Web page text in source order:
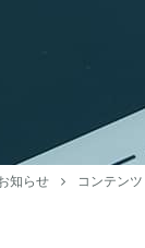
知らせ コンテンツ